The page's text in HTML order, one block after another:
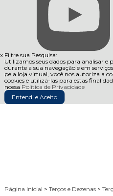
x Filtre sua Pesquisa:
Utilizamos seus dados para analisar e
durante a sua navegação e em
pela loja virtual, você nos autoriza a
cookies e utilizá-las para estas
nossa Política de Privacidade
Entendi e Aceito
Página Inicial > Terços e Dezenas >